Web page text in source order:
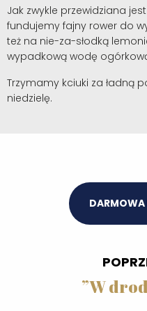
Jak zwykle przewidziana
fundujemy fajny rower do
też na nie-za-słodką
wypadkową wodę
Trzymamy kciuki za ładną
niedzielę.
”W